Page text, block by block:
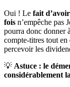
Oui ! Le fait
fois n’empêche pas
pourra donc donner
compte-titres tout en
percevoir les
💡 Astuce : le
considérablement